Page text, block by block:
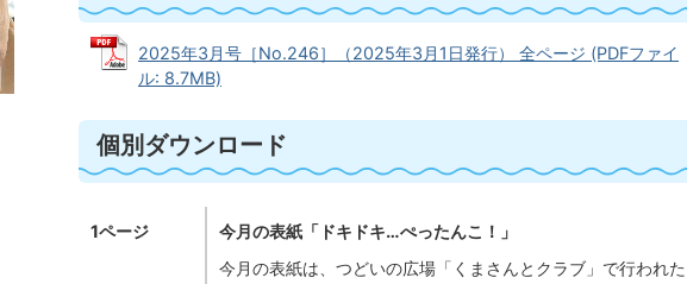
2025年3月号［No.246］（2025年3月1日発行） 全ページ (PDFファイ
ル: 8.7MB)
個別ダウンロード
1ページ
今月の表紙「ドキドキ…ぺったんこ！」
今月の表紙は、つどいの広場「くまさんとクラブ」で行われた